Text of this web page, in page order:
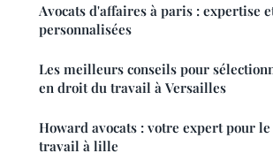
Avocats d'affaires à paris : expertise
personnalisées
Les meilleurs conseils pour
en droit du travail à Versailles
Howard avocats : votre expert pour
travail à lille